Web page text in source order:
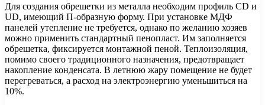
Для создания обрешетки из металла необходим профиль CD и
UD, имеющий П-образную форму. При установке МДФ
панелей утепление не требуется, однако по желанию хозяев
можно применить стандартный пенопласт. Им заполняется
обрешетка, фиксируется монтажной пеной. Теплоизоляция,
помимо своего традиционного назначения, предотвращает
накопление конденсата. В летнюю жару помещение не будет
перегреваться, а расход на электроэнергию уменьшиться на
10%.